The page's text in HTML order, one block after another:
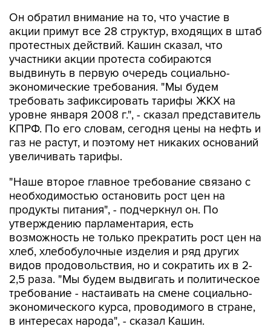
Он обратил внимание на то, что участие в
акции примут все 28 структур, входящих в штаб
протестных действий. Кашин сказал, что
участники акции протеста собираются
выдвинуть в первую очередь социально-
экономические требования. "Мы будем
требовать зафиксировать тарифы ЖКХ на
уровне января 2008 г.", - сказал представитель
КПРФ. По его словам, сегодня цены на нефть и
газ не растут, и поэтому нет никаких оснований
увеличивать тарифы.
"Наше второе главное требование связано с
необходимостью остановить рост цен на
продукты питания", - подчеркнул он. По
утверждению парламентария, есть
возможность не только прекратить рост цен на
хлеб, хлебобулочные изделия и ряд других
видов продовольствия, но и сократить их в 2-
2,5 раза. "Мы будем выдвигать и политическое
требование - настаивать на смене социально-
экономического курса, проводимого в стране,
в интересах народа", - сказал Кашин.